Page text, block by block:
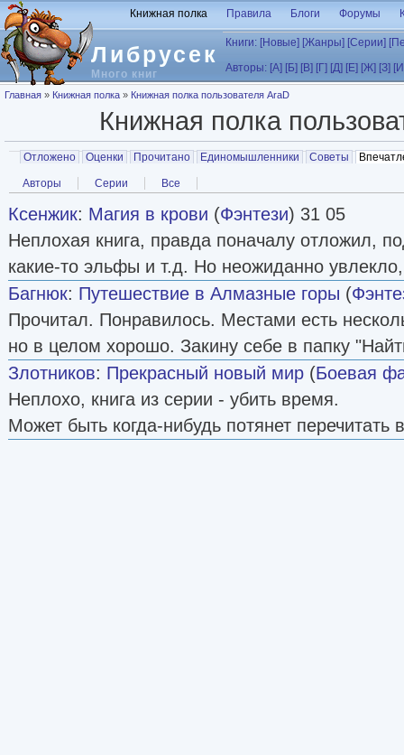
Перейти к основному содержанию
Либрусек
Много книг
Книжная полка Правила Блоги Форумы
Книги: [Новые] [Жанры] [Серии]
Авторы: [А] [Б] [В] [Г] [Д] [Е] [Ж] [З]
Вы здесь
Главная » Книжная полка » Книжная полка пользователя AraD
Книжная полка
Главные вкладки
Отложено Оценки Прочитано Единомышленники Советы
Вторичные вкладки
Авторы Серии Все
Ксенжик: Магия в крови (Фэнтези) 31 05
Неплохая книга, правда поначалу отложил,
какие-то эльфы и т.д. Но неожиданно
Багнюк: Путешествие в Алмазные горы (
Прочитал. Понравилось. Местами есть
но в целом хорошо. Закину себе в папку
Злотников: Прекрасный новый мир (Боевая
Неплохо, книга из серии - убить время.
Может быть когда-нибудь потянет перечитать